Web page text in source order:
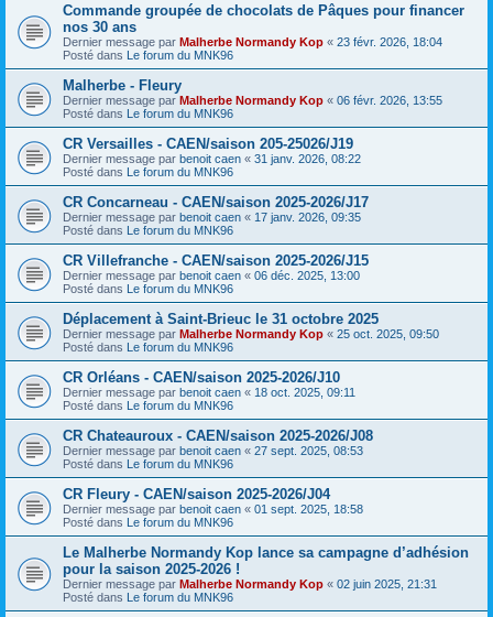
Commande groupée de chocolats de Pâques pour financer
nos 30 ans
Dernier message par Malherbe Normandy Kop « 23 févr. 2026, 18:04
Posté dans Le forum du MNK96
Malherbe - Fleury
Dernier message par Malherbe Normandy Kop « 06 févr. 2026, 13:55
Posté dans Le forum du MNK96
CR Versailles - CAEN/saison 205-25026/J19
Dernier message par benoit caen « 31 janv. 2026, 08:22
Posté dans Le forum du MNK96
CR Concarneau - CAEN/saison 2025-2026/J17
Dernier message par benoit caen « 17 janv. 2026, 09:35
Posté dans Le forum du MNK96
CR Villefranche - CAEN/saison 2025-2026/J15
Dernier message par benoit caen « 06 déc. 2025, 13:00
Posté dans Le forum du MNK96
Déplacement à Saint-Brieuc le 31 octobre 2025
Dernier message par Malherbe Normandy Kop « 25 oct. 2025, 09:50
Posté dans Le forum du MNK96
CR Orléans - CAEN/saison 2025-2026/J10
Dernier message par benoit caen « 18 oct. 2025, 09:11
Posté dans Le forum du MNK96
CR Chateauroux - CAEN/saison 2025-2026/J08
Dernier message par benoit caen « 27 sept. 2025, 08:53
Posté dans Le forum du MNK96
CR Fleury - CAEN/saison 2025-2026/J04
Dernier message par benoit caen « 01 sept. 2025, 18:58
Posté dans Le forum du MNK96
Le Malherbe Normandy Kop lance sa campagne d’adhésion
pour la saison 2025-2026 !
Dernier message par Malherbe Normandy Kop « 02 juin 2025, 21:31
Posté dans Le forum du MNK96